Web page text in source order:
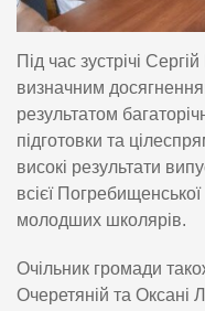
Під час зустрічі
визначним
результатом
підготовки та
високі результати
всієї
молодших школярів.
Очільник громади
Очеретяній та Оксані